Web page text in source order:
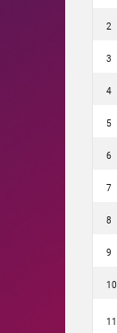
2
3
4
5
6
7
8
9
10
11